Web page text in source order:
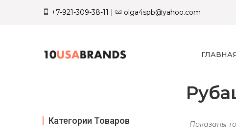
+7-921-309-38-11 | olga4spb@yahoo.com
Показаны
Категории Товаров